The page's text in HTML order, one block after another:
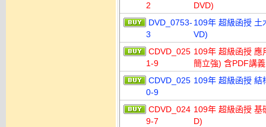
2
DVD)
DVD_0753-
3
109年 超級函授 土
VD)
CDVD_025
1-9
109年 超級函授 應
簡立強) 含PDF講
CDVD_025
0-9
109年 超級函授 結
CDVD_024
9-7
109年 超級函授 基
D)